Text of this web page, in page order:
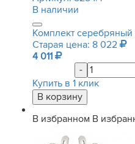
В наличии
Комплект
Старая цена: 8 022
4 011
-
Купить в 1 клик
В избранном В